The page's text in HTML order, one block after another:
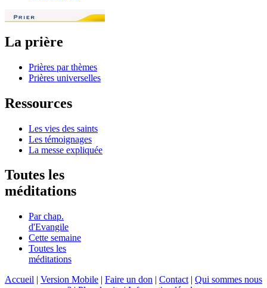
La prière
Prières par thèmes
Prières universelles
Ressources
Les vies des saints
Les témoignages
La messe expliquée
Toutes les
méditations
Par chap.
d'Evangile
Cette semaine
Toutes les
méditations
Accueil | Version Mobile | Faire un don | Contact | Qui sommes nous